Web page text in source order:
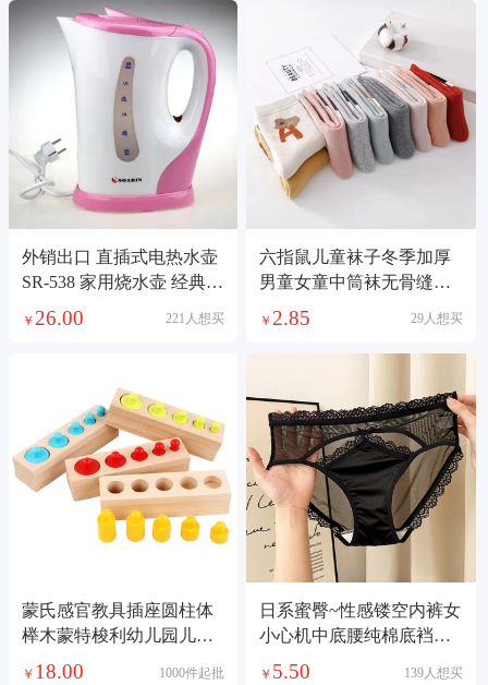
外销出口 直插式电热水壶
SR-538 家用烧水壶 经典款
电茶壶
￥ 26.00 221人想买
六指鼠儿童袜子冬季加厚
男童女童中筒袜无骨缝合
宝宝毛圈毛巾棉袜
￥2.85 29人想买
蒙氏感官教具插座圆柱体
榉木蒙特梭利幼儿园儿童
早教蒙台家庭版
￥ 18.00 1000件起批
日系蜜臀~性感镂空内裤女
小心机中底腰纯棉底裆蕾
丝网纱女士三角
￥ 5.50 139人想买